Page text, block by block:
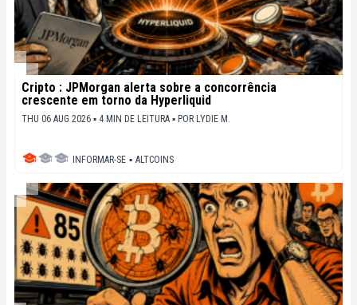
Cripto : JPMorgan alerta sobre a concorrência
crescente em torno da Hyperliquid
THU 06 AUG 2026 ▪ 4 MIN DE LEITURA ▪ POR LYDIE M.
INFORMAR-SE ▪ ALTCOINS